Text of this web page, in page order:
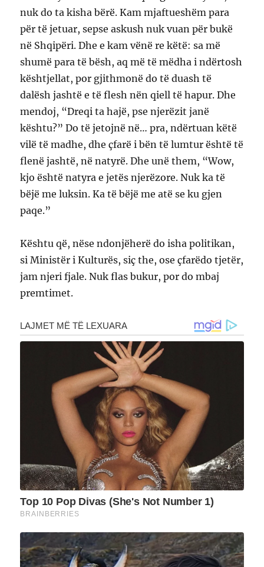
nuk do ta kisha bërë. Kam mjaftueshëm para
për të jetuar, sepse askush nuk vuan për bukë
në Shqipëri. Dhe e kam vënë re këtë: sa më
shumë para të bësh, aq më të mëdha i ndërtosh
kështjellat, por gjithmonë do të duash të
dalësh jashtë e të flesh nën qiell të hapur. Dhe
mendoj, “Dreqi ta hajë, pse njerëzit janë
kështu?” Do të jetojnë në… pra, ndërtuan këtë
vilë të madhe, dhe çfarë i bën të lumtur është të
flenë jashtë, në natyrë. Dhe unë them, “Wow,
kjo është natyra e jetës njerëzore. Nuk ka të
bëjë me luksin. Ka të bëjë me atë se ku gjen
paqe.”
Kështu që, nëse ndonjëherë do isha politikan,
si Ministër i Kulturës, siç the, ose çfarëdo tjetër,
jam njeri fjale. Nuk flas bukur, por do mbaj
premtimet.